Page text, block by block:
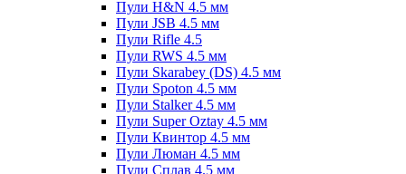
Пули H&N 4.5 мм
Пули JSB 4.5 мм
Пули Rifle 4.5
Пули RWS 4.5 мм
Пули Skarabey (DS) 4.5 мм
Пули Spoton 4.5 мм
Пули Stalker 4.5 мм
Пули Super Oztay 4.5 мм
Пули Квинтор 4.5 мм
Пули Люман 4.5 мм
Пули Сплав 4.5 мм